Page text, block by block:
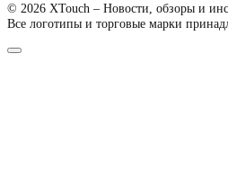
© 2026 XTouch – Новости, обзоры и
Все логотипы и торговые марки